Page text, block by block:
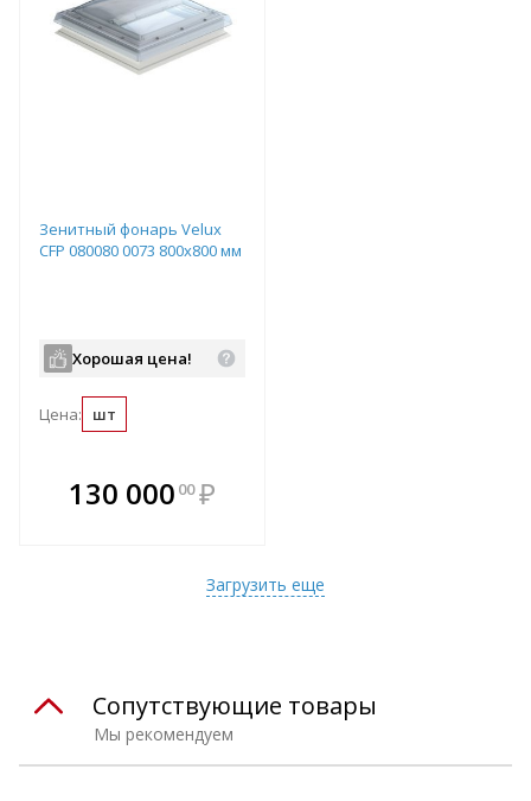
Зенитный фонарь Velux
CFP 080080 0073 800х800 мм
Хорошая цена!
Цена: шт
130 000 00 ₽
Загрузить еще
Мы рекомендуем
Сопутствующие товары